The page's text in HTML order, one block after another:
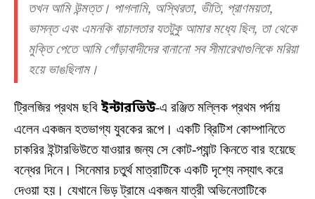
তখন আমি উন্মত্ত। পাগলামি, অস্থিরতা, ভীতি, প্রাণময়তা,
ভাসন্ত এবং এমনকি বাচালতার যতটুকু আমার মধ্যে ছিল, তা থেকে
মুক্তি পেতে আমি গোঁড়াবাদীদের বানানো সব সীমারেখাগুলিকে মরিয়া
হয়ে ভাঙছিলাম।
ট্রিলজির প্রথম ছবি ইন্টারভিউ-এ রঞ্জিত মল্লিক প্রথম পর্দায়
এলেন একজন হতভাগ্য যুবকের রূপে। একটি ব্রিটিশ কোম্পানিতে
চাকরির ইন্টারভিউতে যাওয়ার জন্য সে কোট-প্যান্ট কিনতে বার হয়েছে
বন্ধের দিনে। সিনেমার চতুর্থ মাত্রাটিকে একটি দৃশ্যে নস্যাৎ করে
দেওয়া হয়। যেখানে ভিড় ট্রামে একজন যাত্রী অভিনেতাটিকে